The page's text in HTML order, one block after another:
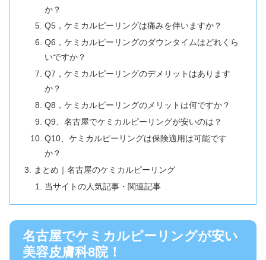
か？
Q5，ケミカルピーリングは痛みを伴いますか？
Q6，ケミカルピーリングのダウンタイムはどれくら
いですか？
Q7，ケミカルピーリングのデメリットはあります
か？
Q8，ケミカルピーリングのメリットは何ですか？
Q9、名古屋でケミカルピーリングが安いのは？
Q10、ケミカルピーリングは保険適用は可能です
か？
まとめ｜名古屋のケミカルピーリング
当サイトの人気記事・関連記事
名古屋でケミカルピーリングが安い
美容皮膚科8院！